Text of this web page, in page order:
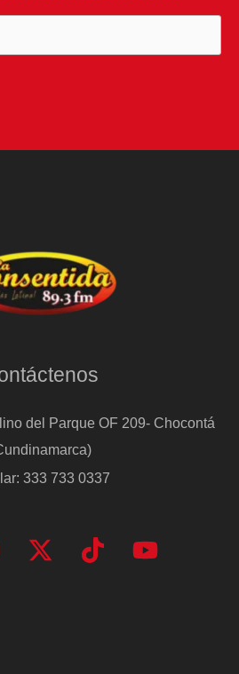
del Parque OF 209- Chocontá
333 733 0337